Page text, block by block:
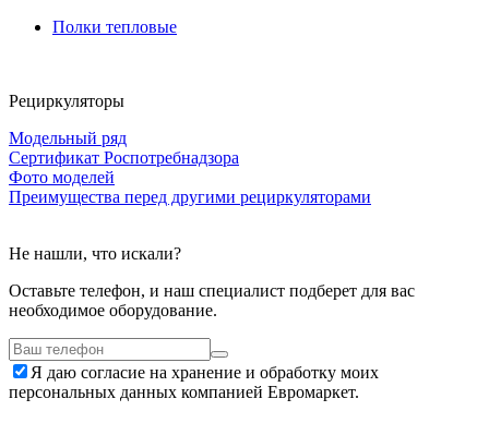
Полки тепловые
Рециркуляторы
Модельный ряд
Сертификат Роспотребнадзора
Фото моделей
Преимущества перед другими рециркуляторами
Не нашли, что искали?
Оставьте телефон, и наш специалист подберет для вас
необходимое оборудование.
Я даю согласие на хранение и обработку моих
персональных данных компанией Евромаркет.